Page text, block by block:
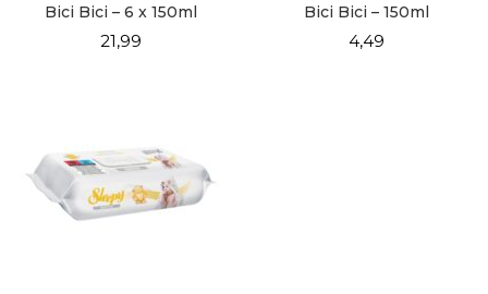
Bici Bici – 6 x 150ml
21,99
Bici Bici – 150ml
4,49